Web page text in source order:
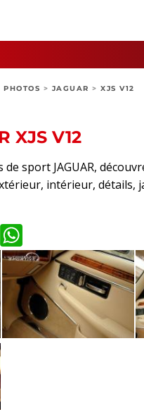
PHOTOS > JAGUAR > XJS V12
XJS V12
de sport JAGUAR,
intérieur, détails,
LinkedIn